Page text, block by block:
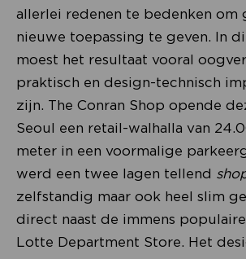
allerlei redenen te bedenken om
nieuwe toepassing te geven. In
moest het resultaat vooral
praktisch en design-technisch
zijn. The Conran Shop opende
Seoul een retail-walhalla van
meter in een voormalige
werd een twee lagen tellend
zelfstandig maar ook heel slim
direct naast de immens populaire
Lotte Department Store. Het